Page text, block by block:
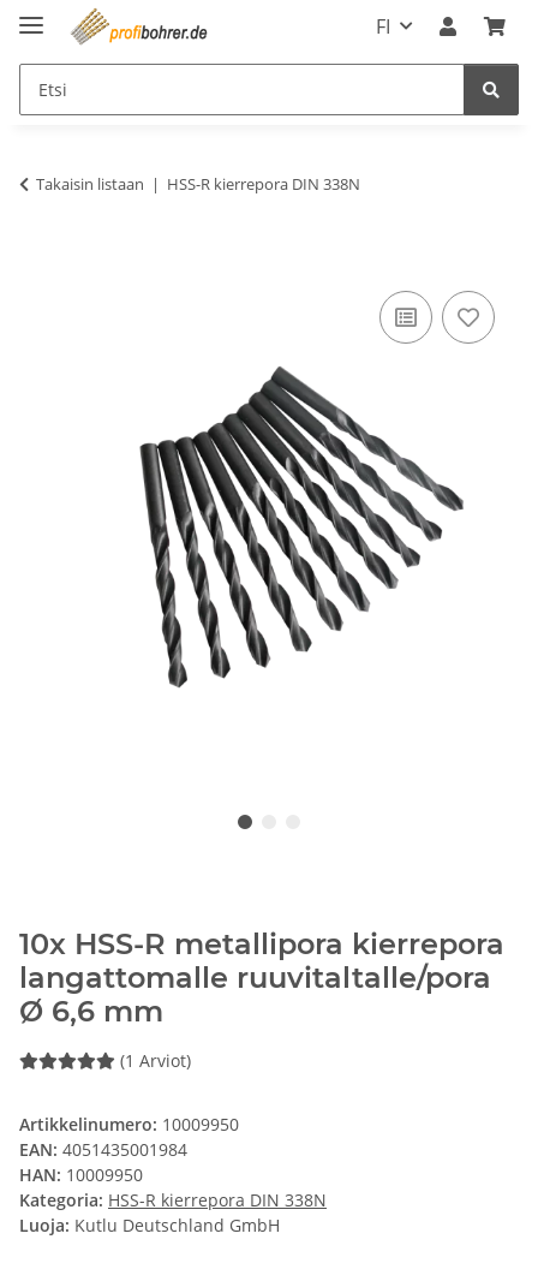
FI
Takaisin listaan HSS-R kierrepora DIN 338N
10x HSS-R metallipora kierrepora
langattomalle ruuvitaltalle/pora
Ø 6,6 mm
(1 Arviot)
Artikkelinumero: 10009950
EAN: 4051435001984
HAN: 10009950
Kategoria: HSS-R kierrepora DIN 338N
Luoja: Kutlu Deutschland GmbH